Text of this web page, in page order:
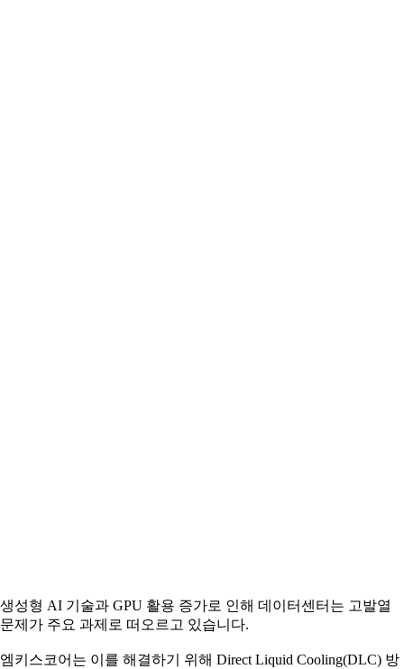
생성형 AI 기술과 GPU 활용 증가로 인해 데이터센터는 고발열
문제가 주요 과제로 떠오르고 있습니다.
엠키스코어는 이를 해결하기 위해 Direct Liquid Cooling(DLC) 방